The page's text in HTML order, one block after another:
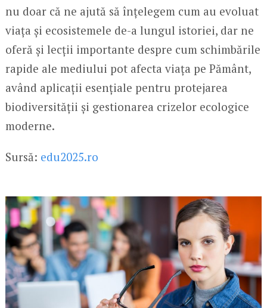
nu doar că ne ajută să înțelegem cum au evoluat
viața și ecosistemele de-a lungul istoriei, dar ne
oferă și lecții importante despre cum schimbările
rapide ale mediului pot afecta viața pe Pământ,
având aplicații esențiale pentru protejarea
biodiversității și gestionarea crizelor ecologice
moderne.
Sursă: edu2025.ro